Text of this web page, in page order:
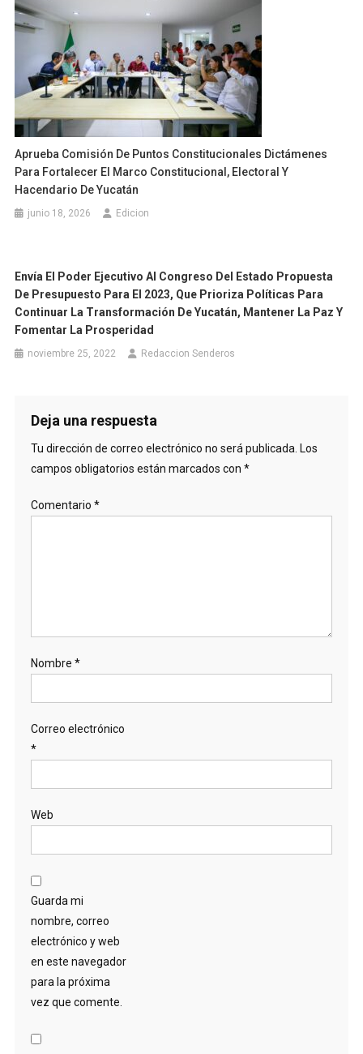
Aprueba Comisión De Puntos Constitucionales Dictámenes
Para Fortalecer El Marco Constitucional, Electoral Y
Hacendario De Yucatán
junio 18, 2026 Edicion
Envía El Poder Ejecutivo Al Congreso Del Estado Propuesta
De Presupuesto Para El 2023, Que Prioriza Políticas Para
Continuar La Transformación De Yucatán, Mantener La Paz Y
Fomentar La Prosperidad
noviembre 25, 2022 Redaccion Senderos
Deja una respuesta
Tu dirección de correo electrónico no será publicada. Los
campos obligatorios están marcados con *
Comentario *
Nombre *
Correo electrónico
*
Web
Guarda mi
nombre, correo
electrónico y web
en este navegador
para la próxima
vez que comente.